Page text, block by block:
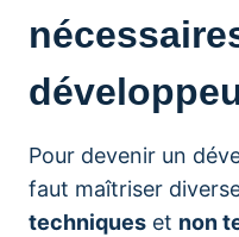
Pour devenir un
faut maîtriser
techniques et non